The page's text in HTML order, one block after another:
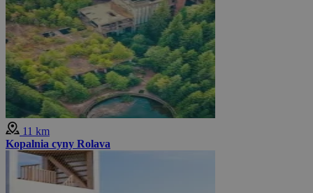
11 km
Kopalnia cyny Rolava